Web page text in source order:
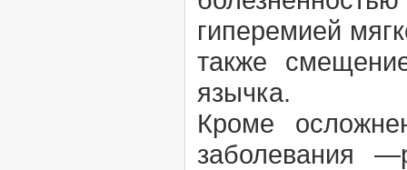
гиперемией
также
язычка.
Кроме
заболевания